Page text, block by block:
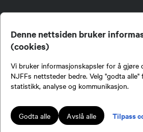
Denne nettsiden bruker
(cookies)
Vi bruker informasjonskapsler for å gjøre
NJFFs nettsteder bedre. Velg "godta
statistikk, analyse og kommunikasjon.
Godta alle Avslå alle Tilpass
jegere og sportsfiskere og et av de viktigste miljøene for
fiske i Norge. Vi er en partipolitisk nøytral organisasjon, men
naturpolitisk engasjement i mange saker.
Lokalforeninger tilsluttet Norges Jeger- og Fiskerforbund har
publiserer på njff.no.